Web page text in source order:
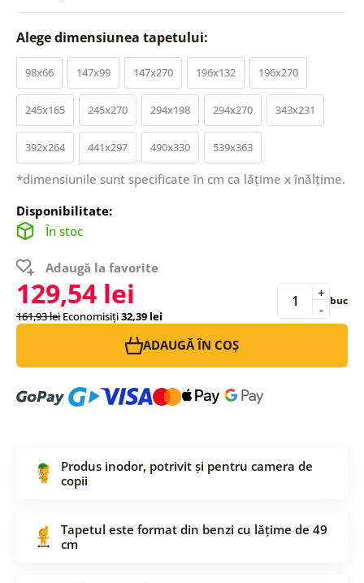
Alege dimensiunea tapetului:
98x66 147x99 147x270 196x132 196x270
245x165 245x270 294x198 294x270 343x231
392x264 441x297 490x330 539x363
*dimensiunile sunt specificate în cm ca lățime x înălțime.
Disponibilitate:
În stoc
Adaugă la favorite
129,54 lei
161,93 lei Economisiți32,39 lei -
+ buc
ADAUGĂ ÎN COȘ
Produs inodor, potrivit și pentru camera de
copii
Tapetul este format din benzi cu lățime de 49
cm